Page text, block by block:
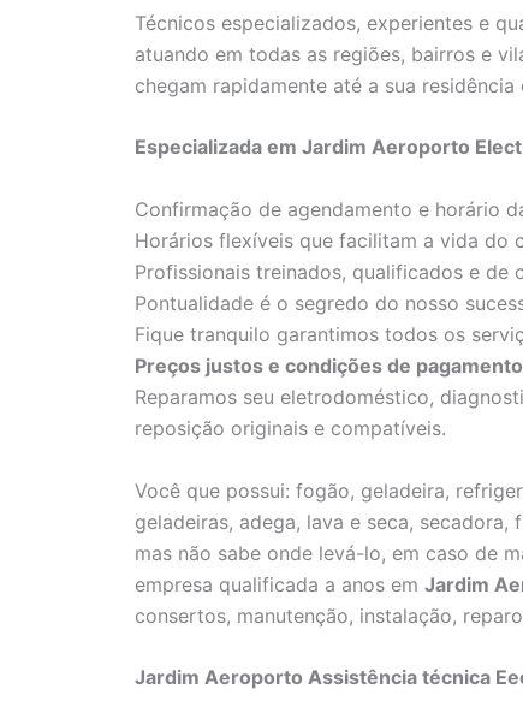
Técnicos especializados, experientes e
atuando em todas as regiões, bairros e
chegam rapidamente até a sua
Especializada em Jardim Aeroporto
Confirmação de agendamento e horário
Horários flexíveis que facilitam a vida do
Profissionais treinados, qualificados e de
Pontualidade é o segredo do nosso
Fique tranquilo garantimos todos os
Preços justos e condições de pagamento
Reparamos seu eletrodoméstico,
reposição originais e compatíveis.
Você que possui: fogão, geladeira,
geladeiras, adega, lava e seca,
mas não sabe onde levá-lo, em caso de
empresa qualificada a anos em Jardim
consertos, manutenção, instalação,
Jardim Aeroporto Assistência técnica